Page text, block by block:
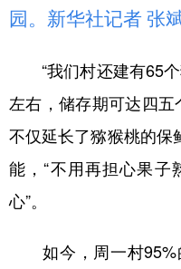
园。新华社记者 张
“我们村还建有65个
左右，储存期可达四
不仅延长了猕猴桃的保
能，“不用再担心果子
心”。
如今，周一村95%